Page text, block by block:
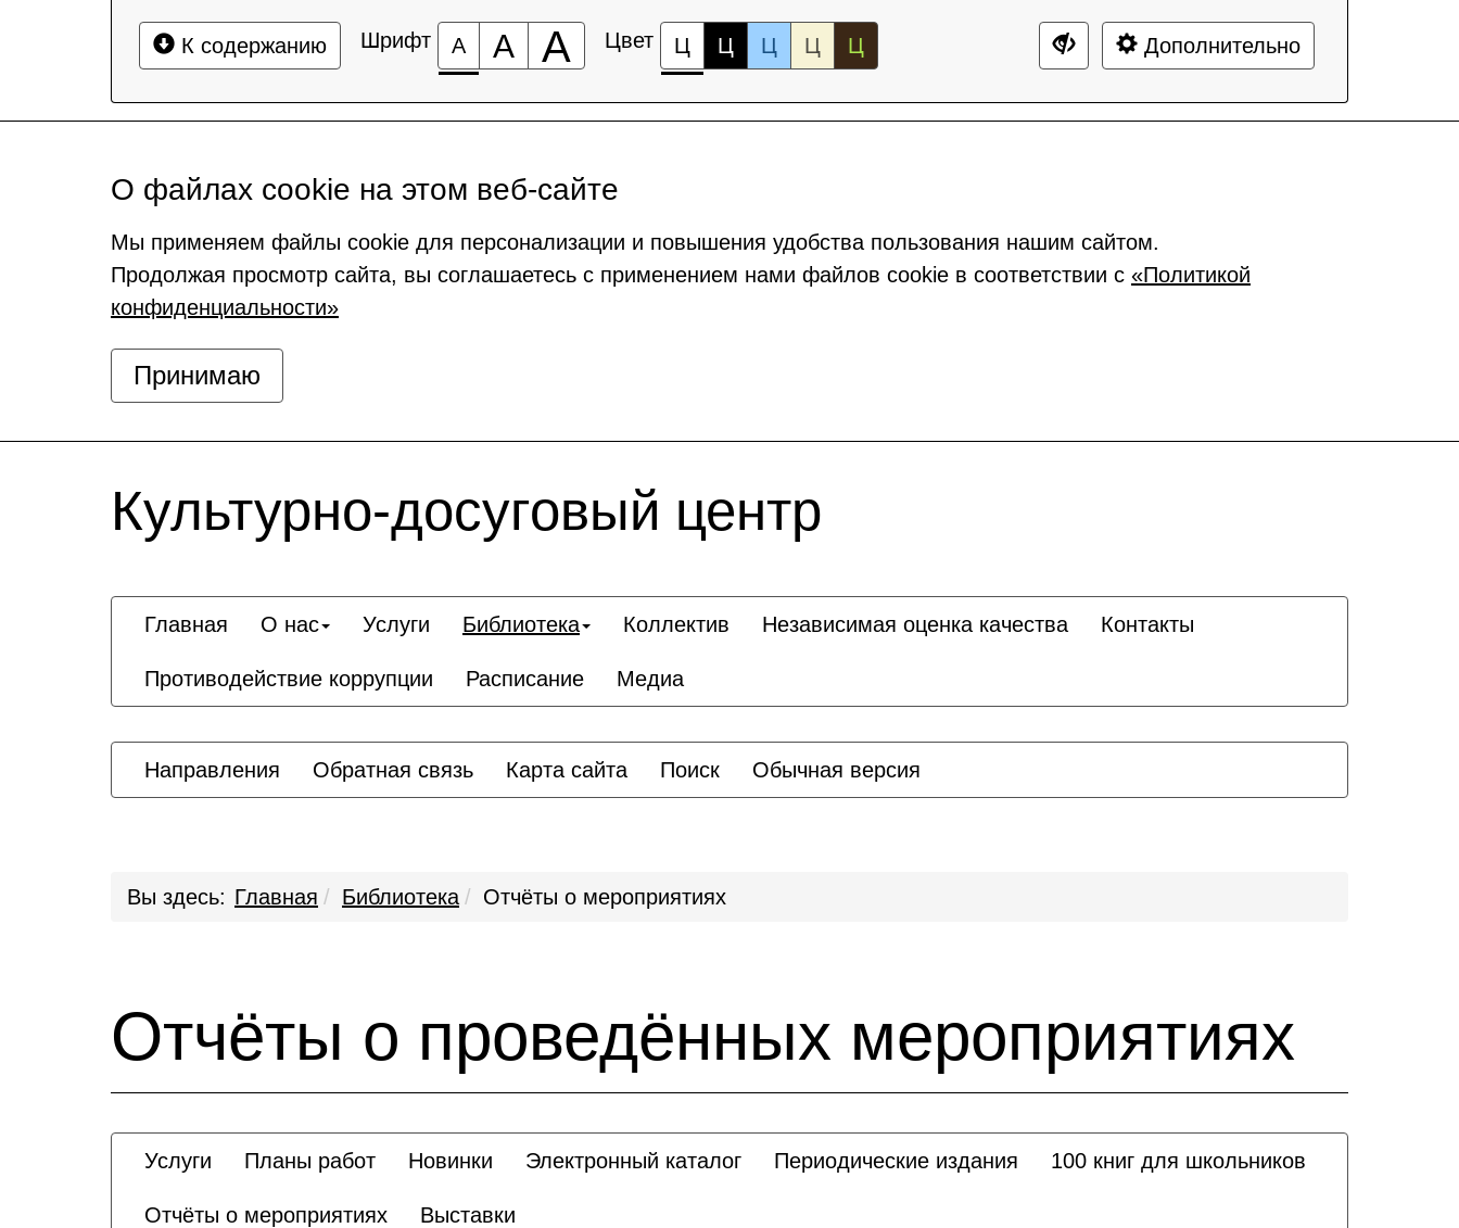
К содержанию Шрифт А А А Цвет Ц Ц Ц Ц Ц Дополнительно
О файлах cookie на этом веб-сайте
Мы применяем файлы cookie для персонализации и повышения удобства пользования нашим сайтом.
Продолжая просмотр сайта, вы соглашаетесь с применением нами файлов cookie в соответствии с «Политикой
конфиденциальности»
Принимаю
Культурно-досуговый центр
Главная О нас Услуги Библиотека Коллектив Независимая оценка качества Контакты
Противодействие коррупции Расписание Медиа
Направления Обратная связь Карта сайта Поиск Обычная версия
Вы здесь: Главная Библиотека Отчёты о мероприятиях
Отчёты о проведённых мероприятиях
Услуги Планы работ Новинки Электронный каталог Периодические издания 100 книг для школьников
Отчёты о мероприятиях Выставки